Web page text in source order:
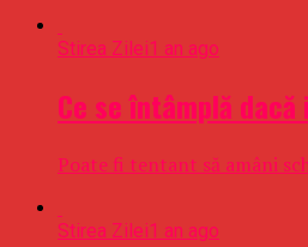
Stirea Zilei1 an ago
Ce se întâmplă
Poate fi tentant să amâni
Stirea Zilei1 an ago